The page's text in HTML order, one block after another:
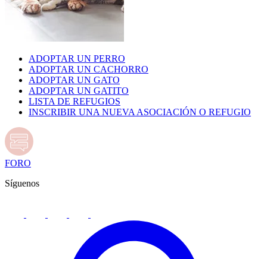
ADOPTAR UN PERRO
ADOPTAR UN CACHORRO
ADOPTAR UN GATO
ADOPTAR UN GATITO
LISTA DE REFUGIOS
INSCRIBIR UNA NUEVA ASOCIACIÓN O REFUGIO
FORO
Síguenos